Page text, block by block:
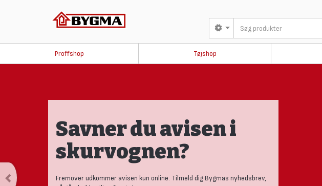
Proffshop Tøjshop
Savner du avisen i
skurvognen?
Fremover udkommer avisen kun online. Tilmeld dig Bygmas nyhedsbrev,